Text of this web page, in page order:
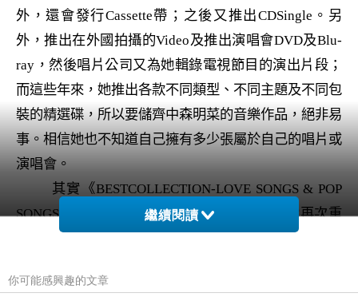
外，還會發行Cassette帶；之後又推出CDSingle 。另
外，推出在外國拍攝的Video及推出演唱會DVD及Blu-
ray ，然後唱片公司又為她輯錄電視節目的演出片段；
而這些年來，她推出各款不同類型、不同主題及不同包
裝的精選碟，所以要儲齊中森明菜的音樂作品，絕非易
事。相信她也不知道自己擁有多少張屬於自己的唱片或
演唱會。
其實《BESTCOLLECTION-LOVE SONGS & POP
SONGS
年發行，這次WARNERMUSIC再次重
檔案大幅縮小，將傳統
繼續閱讀
你可能感興趣的文章